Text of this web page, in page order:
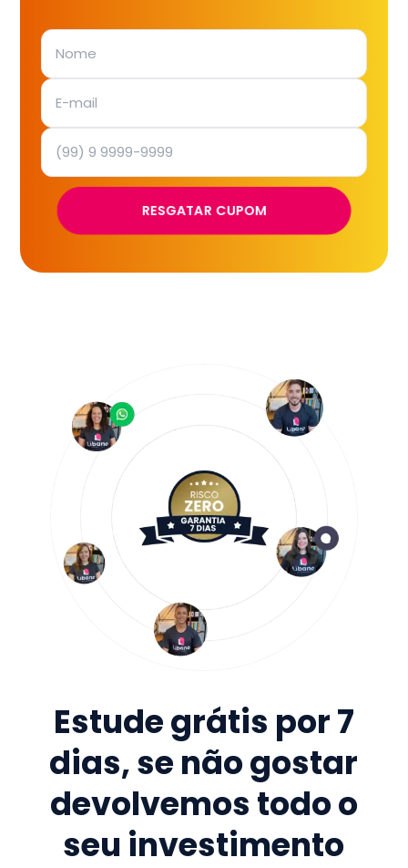
RESGATAR CUPOM
Estude grátis por 7
dias, se não gostar
devolvemos todo o
seu investimento